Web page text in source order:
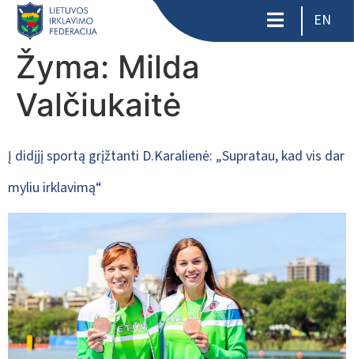
EN
Žyma: Milda
Valčiukaitė
Į didįjį sportą grįžtanti D.Karalienė: „Supratau, kad vis dar
myliu irklavimą“